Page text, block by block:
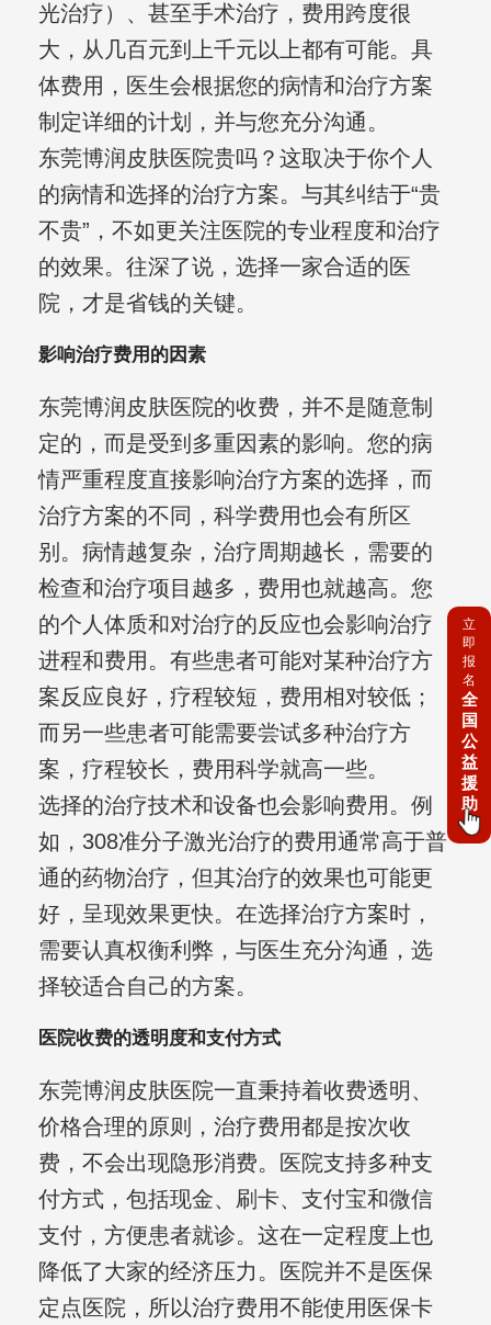
光治疗）、甚至手术治疗，费用跨度很
大，从几百元到上千元以上都有可能。具
体费用，医生会根据您的病情和治疗方案
制定详细的计划，并与您充分沟通。
东莞博润皮肤医院贵吗？这取决于你个人
的病情和选择的治疗方案。与其纠结于“贵
不贵”，不如更关注医院的专业程度和治疗
的效果。往深了说，选择一家合适的医
院，才是省钱的关键。
影响治疗费用的因素
东莞博润皮肤医院的收费，并不是随意制
定的，而是受到多重因素的影响。您的病
情严重程度直接影响治疗方案的选择，而
治疗方案的不同，科学费用也会有所区
别。病情越复杂，治疗周期越长，需要的
检查和治疗项目越多，费用也就越高。您
的个人体质和对治疗的反应也会影响治疗
进程和费用。有些患者可能对某种治疗方
案反应良好，疗程较短，费用相对较低；
而另一些患者可能需要尝试多种治疗方
案，疗程较长，费用科学就高一些。
选择的治疗技术和设备也会影响费用。例
如，308准分子激光治疗的费用通常高于普
通的药物治疗，但其治疗的效果也可能更
好，呈现效果更快。在选择治疗方案时，
需要认真权衡利弊，与医生充分沟通，选
择较适合自己的方案。
医院收费的透明度和支付方式
东莞博润皮肤医院一直秉持着收费透明、
价格合理的原则，治疗费用都是按次收
费，不会出现隐形消费。医院支持多种支
付方式，包括现金、刷卡、支付宝和微信
支付，方便患者就诊。这在一定程度上也
降低了大家的经济压力。医院并不是医保
定点医院，所以治疗费用不能使用医保卡
立
即
报
名
全
国
公
益
援
助